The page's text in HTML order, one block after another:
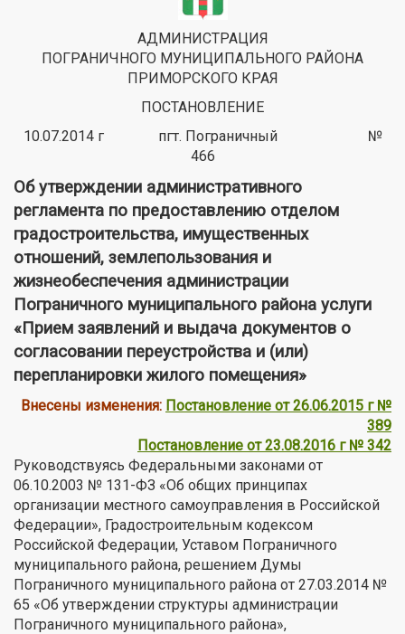
АДМИНИСТРАЦИЯ
ПОГРАНИЧНОГО МУНИЦИПАЛЬНОГО РАЙОНА
ПРИМОРСКОГО КРАЯ
ПОСТАНОВЛЕНИЕ
10.07.2014 г пгт. Пограничный №
466
Об утверждении административного
регламента по предоставлению отделом
градостроительства, имущественных
отношений, землепользования и
жизнеобеспечения администрации
Пограничного муниципального района услуги
«Прием заявлений и выдача документов о
согласовании переустройства и (или)
перепланировки жилого помещения»
Внесены изменения: Постановление от 26.06.2015 г №
389
Постановление от 23.08.2016 г № 342
Руководствуясь Федеральными законами от
06.10.2003 № 131-ФЗ «Об общих принципах
организации местного самоуправления в Российской
Федерации», Градостроительным кодексом
Российской Федерации, Уставом Пограничного
муниципального района, решением Думы
Пограничного муниципального района от 27.03.2014 №
65 «Об утверждении структуры администрации
Пограничного муниципального района»,